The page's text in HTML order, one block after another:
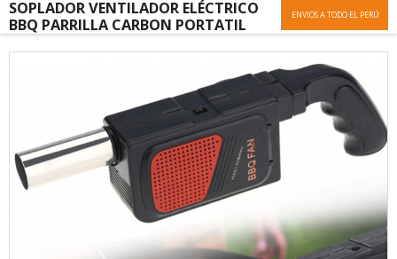
SOPLADOR VENTILADOR ELÉCTRICO
BBQ PARRILLA CARBON PORTATIL
ENVIOS A TODO EL PERÚ
the
images